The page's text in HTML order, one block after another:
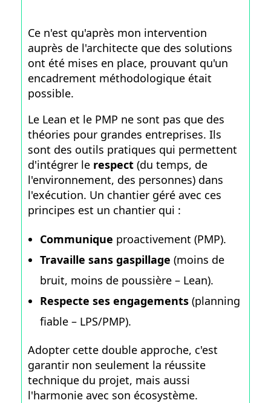
Ce n'est qu'après mon intervention
auprès de l'architecte que des solutions
ont été mises en place, prouvant qu'un
encadrement méthodologique était
possible.
Le Lean et le PMP ne sont pas que des
théories pour grandes entreprises. Ils
sont des outils pratiques qui permettent
d'intégrer le respect (du temps, de
l'environnement, des personnes) dans
l'exécution. Un chantier géré avec ces
principes est un chantier qui :
Communique proactivement (PMP).
Travaille sans gaspillage (moins de
bruit, moins de poussière – Lean).
Respecte ses engagements(planning
fiable – LPS/PMP).
Adopter cette double approche, c'est
garantir non seulement la réussite
technique du projet, mais aussi
l'harmonie avec son écosystème.